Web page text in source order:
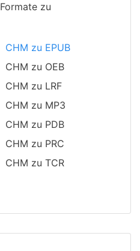
zu
CHM zu EPUB
CHM zu OEB
CHM zu LRF
CHM zu MP3
CHM zu PDB
CHM zu PRC
CHM zu TCR